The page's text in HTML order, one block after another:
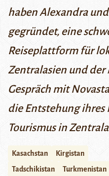
haben Alexandra
gegründet, eine
Reiseplattform für
Zentralasien und der
Gespräch mit
die Entstehung ihres
Tourismus in
Kasachstan
Kirgistan
Tadschikistan
Turkmenistan